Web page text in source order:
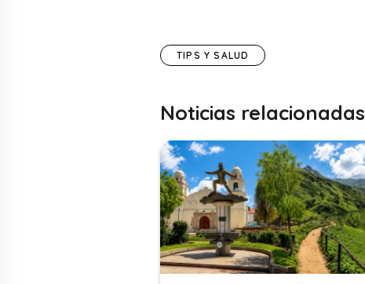
TIPS Y SALUD
Noticias relacionadas